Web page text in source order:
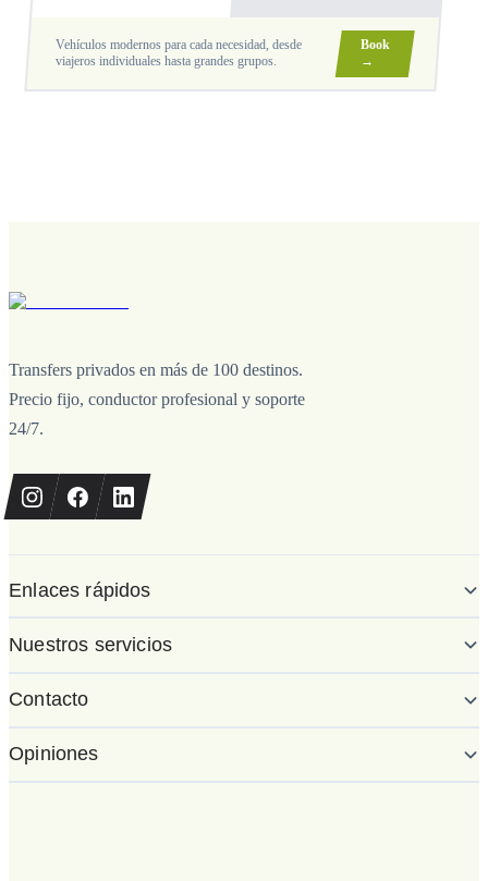
Vehículos modernos para cada necesidad, desde
viajeros individuales hasta grandes grupos.
Book
→
Transfers privados en más de 100 destinos.
Precio fijo, conductor profesional y soporte
24/7.
Enlaces rápidos
Nuestros servicios
Contacto
Opiniones